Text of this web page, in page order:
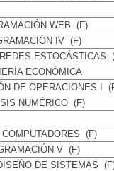
WEB (F)
IV (F)
ESTOCÁSTICAS
ECONÓMICA
DE OPERACIONES I
NUMÉRICO (F)
(F)
V (F)
DE SISTEMAS